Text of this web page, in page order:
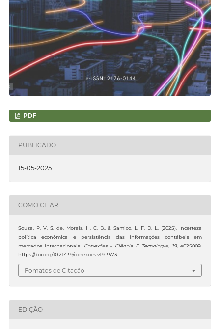
PDF
PUBLICADO
15-05-2025
COMO CITAR
Souza, P. V. S. de, Morais, H. C. B., & Samico, L. F. D. L. (2025). Incerteza
política econômica e persistência das informações contábeis em
mercados internacionais.
Conexões - Ciência E Tecnologia, 19, e025009.
https://doi.org/10.21439/conexoes.v19.3573
Fomatos de Citação
EDIÇÃO